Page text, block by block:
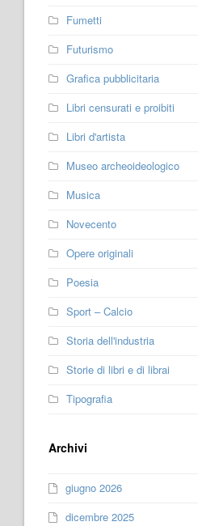
Fumetti
Futurismo
Grafica pubblicitaria
Libri censurati e proibiti
Libri d'artista
Museo archeoideologico
Musica
Novecento
Opere originali
Poesia
Sport – Calcio
Storia dell'industria
Storie di libri e di librai
Tipografia
Archivi
giugno 2026
dicembre 2025